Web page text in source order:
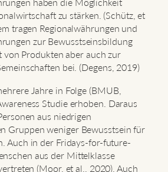
haben die Möglichkeit
zu stärken. (Schütz, et
tragen Regionalwährungen und
zur Bewusstseinsbildung
von Produkten aber auch zur
bei. (Degens, 2019)
Jahre in Folge (BMUB,
Studie erhoben. Daraus
aus niedrigen
Gruppen weniger Bewusstsein für
Auch in der Fridays-for-future-
aus der Mittelklasse
(Moor, et al., 2020). Auch